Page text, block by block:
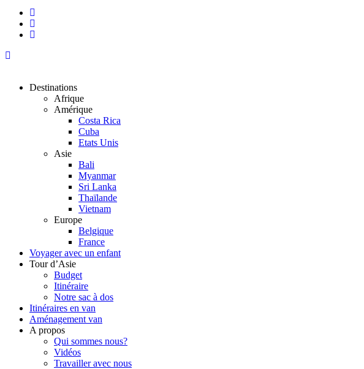
Destinations
Afrique
Amérique
Costa Rica
Cuba
Etats Unis
Asie
Bali
Myanmar
Sri Lanka
Thaïlande
Vietnam
Europe
Belgique
France
Voyager avec un enfant
Tour d’Asie
Budget
Itinéraire
Notre sac à dos
Itinéraires en van
Aménagement van
A propos
Qui sommes nous?
Vidéos
Travailler avec nous